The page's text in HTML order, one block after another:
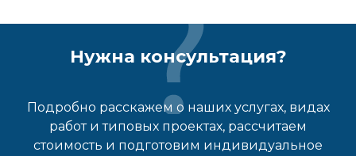
Нужна консультация?
Подробно расскажем о наших услугах, видах
работ и типовых проектах, рассчитаем
стоимость и подготовим индивидуальное